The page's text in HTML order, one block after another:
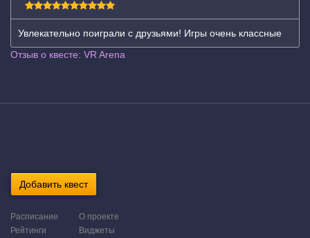
Увлекательно поиграли с друзьями! Игры очень классные
Отзыв о квесте: VR Arena
Добавить квест
Расписание
Рейтинги
О проекте
Виджеты